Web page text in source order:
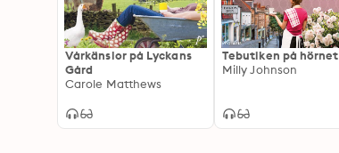
Vårkänslor på Lyckans
Gård
Carole Matthews
Tebutiken på hörnet
Milly Johnson